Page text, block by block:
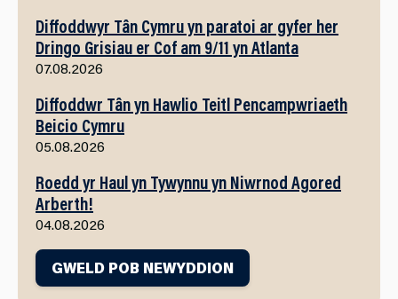
Diffoddwyr Tân Cymru yn paratoi ar gyfer her
Dringo Grisiau er Cof am 9/11 yn Atlanta
07.08.2026
Diffoddwr Tân yn Hawlio Teitl Pencampwriaeth
Beicio Cymru
05.08.2026
Roedd yr Haul yn Tywynnu yn Niwrnod Agored
Arberth!
04.08.2026
GWELD POB NEWYDDION